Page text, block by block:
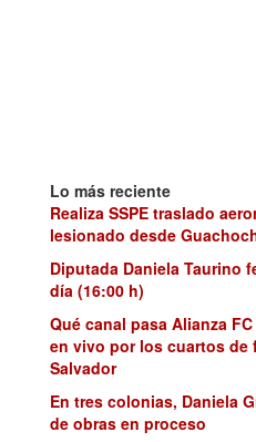
Lo más reciente
Realiza SSPE traslado
lesionado desde
Diputada Daniela Taurino
día (16:00 h)
Qué canal pasa Alianza
en vivo por los cuartos de
Salvador
En tres colonias, Daniela
de obras en proceso